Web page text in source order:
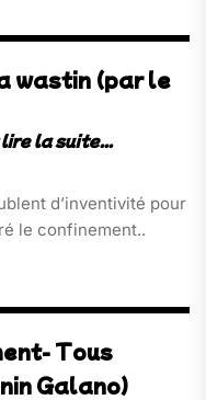
wastin (par le
d’inventivité pour
le confinement..
Tous
Galano)